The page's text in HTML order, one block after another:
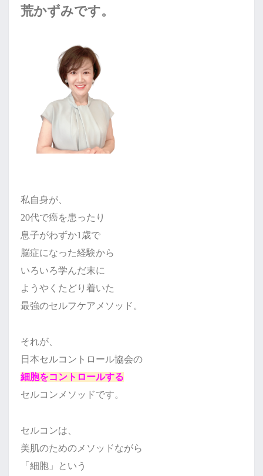
荒かずみです。
私自身が、
20代で癌を患ったり
息子がわずか1歳で
脳症になった経験から
いろいろ学んだ末に
ようやくたどり着いた
最強のセルフケアメソッド。
それが、
日本セルコントロール協会の
細胞をコントロールする
セルコンメソッドです。
セルコンは、
美肌のためのメソッドながら
「細胞」という